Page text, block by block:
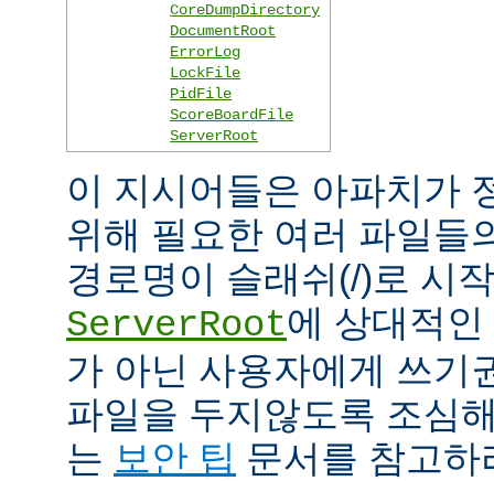
CoreDumpDirectory
DocumentRoot
ErrorLog
LockFile
PidFile
ScoreBoardFile
ServerRoot
이 지시어들은 아파치가
위해 필요한 여러 파일들
경로명이 슬래쉬(/)로 시
ServerRoot에 상대적
가 아닌 사용자에게 쓰기
파일을 두지않도록 조심
는 보안 팁 문서를 참고하